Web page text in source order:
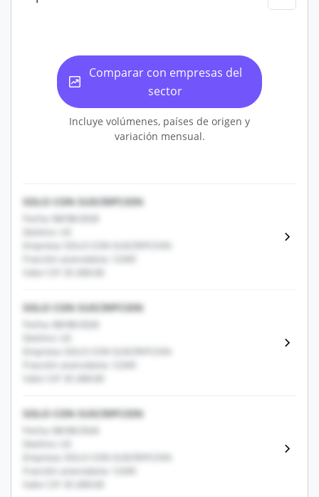
Comparar con empresas del
sector
Incluye volúmenes, países de origen y
variación mensual.
SOLO CON SUSCRIPCION
Fecha: 08/08/2026
Destino: US
Empresa: SOLO CON SUSCRIPCION
Fracción arancelaria: 12345
Valor CIF: $1,000.00
SOLO CON SUSCRIPCION
Fecha: 08/08/2026
Destino: US
Empresa: SOLO CON SUSCRIPCION
Fracción arancelaria: 12345
Valor CIF: $1,000.00
SOLO CON SUSCRIPCION
Fecha: 08/08/2026
Destino: US
Empresa: SOLO CON SUSCRIPCION
Fracción arancelaria: 12345
Valor CIF: $1,000.00